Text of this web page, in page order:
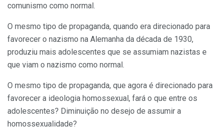
comunismo como normal.
O mesmo tipo de propaganda, quando era direcionado para
favorecer o nazismo na Alemanha da década de 1930,
produziu mais adolescentes que se assumiam nazistas e
que viam o nazismo como normal.
O mesmo tipo de propaganda, que agora é direcionado para
favorecer a ideologia homossexual, fará o que entre os
adolescentes? Diminuição no desejo de assumir a
homossexualidade?